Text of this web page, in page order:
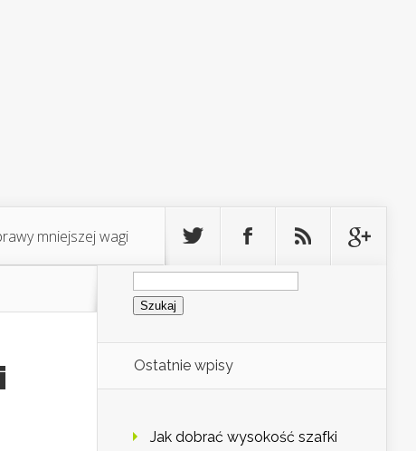
mniejszej wagi
Szukaj:
Ostatnie wpisy
Jak dobrać wysokość szafki